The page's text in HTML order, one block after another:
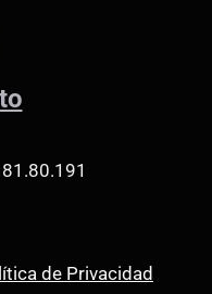
de Privacidad